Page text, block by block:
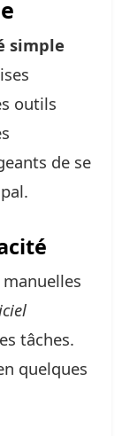
simple
outils
de se
tâches.
quelques